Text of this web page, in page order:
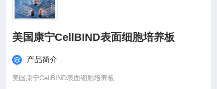
美国康宁CellBIND表面细胞培养板
产品简介
美国康宁CellBIND表面细胞培养板